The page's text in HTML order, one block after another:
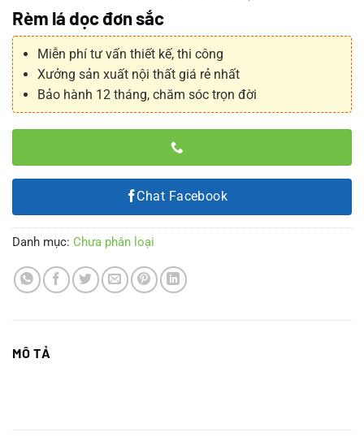
Rèm lá dọc đơn sắc
Miễn phí tư vấn thiết kế, thi công
Xưởng sản xuất nội thất giá rẻ nhất
Bảo hành 12 tháng, chăm sóc trọn đời
Chat Facebook
Danh mục: Chưa phân loại
MÔ TẢ